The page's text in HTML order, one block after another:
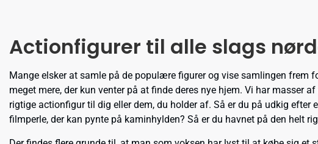
Actionfigurer til alle slags
Mange elsker at samle på de populære figurer og vise samlingen frem
meget mere, der kun venter på at finde deres nye hjem. Vi har masser
rigtige actionfigur til dig eller dem, du holder af. Så er du på udkig
filmperle, der kan pynte på kaminhylden? Så er du havnet på den helt